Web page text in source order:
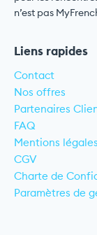
n’est pas
Liens rapides
Contact
Nos offres
Partenaires
FAQ
Mentions légales
CGV
Charte de
Paramètres de